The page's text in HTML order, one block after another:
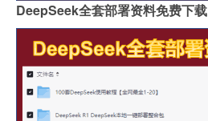
DeepSeek全套部署资料免费下载